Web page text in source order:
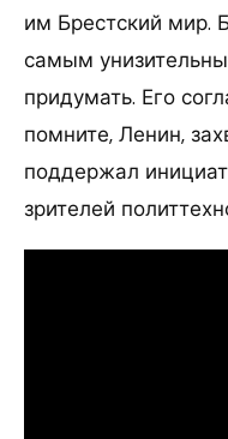
им Брестский мир.
самым
придумать. Его
помните, Ленин,
поддержал
зрителей